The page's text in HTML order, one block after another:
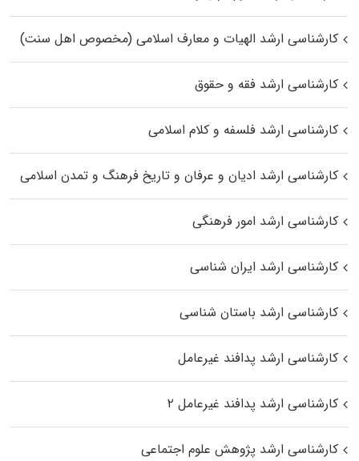
کارشناسی ارشد الهیات و معارف اسلامی (مخصوص اهل سنت)
کارشناسی ارشد فقه و حقوق
کارشناسی ارشد فلسفه و کلام اسلامی
کارشناسی ارشد ادیان و عرفان و تاریخ فرهنگ و تمدن اسلامی
کارشناسی ارشد امور فرهنگی
کارشناسی ارشد ایران شناسی
کارشناسی ارشد باستان شناسی
کارشناسی ارشد پدافند غیرعامل
کارشناسی ارشد پدافند غیرعامل ۲
کارشناسی ارشد پژوهش علوم اجتماعی